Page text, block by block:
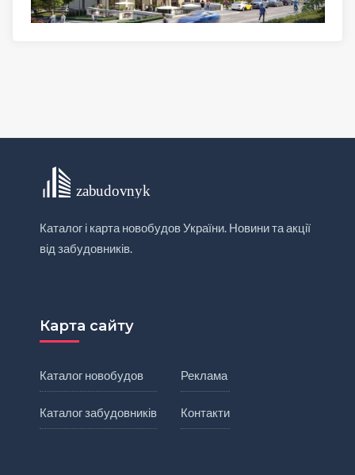
Каталог і карта новобудов України. Новини та акції
від забудовників.
Карта сайту
Каталог новобудов
Каталог забудовників
Реклама
Контакти